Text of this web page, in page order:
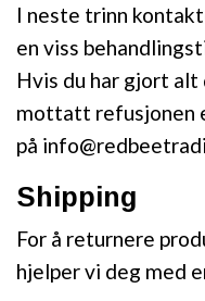
I neste trinn
en viss
Hvis du har gjort
mottatt refusjonen
på
Shipping
For å returnere
hjelper vi deg med